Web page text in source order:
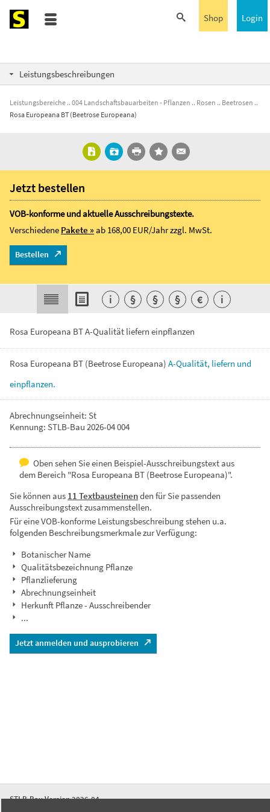
Login
Shop
Leistungsbeschreibungen
Leistungsbereiche 004 Landschaftsbauarbeiten - Pflanzen Rosen
Beetrosen
Rosa Europeana BT (Beetrose Europeana)
Rosa Europeana BT A-Qualität liefern einpflanzen
Rosa Europeana BT (Beetrose Europeana) A-Qualität, liefern und
einpflanzen.
Abrechnungseinheit: St
Kennung: STLB-Bau 2026-04 004
Oben sehen Sie einen Beispiel-Ausschreibungstext aus
dem Bereich "Rosa Europeana BT (Beetrose Europeana)".
Sie können aus 11 Textbausteinenden für Sie passenden
Ausschreibungstext zusammenstellen.
Für eine VOB-konforme Leistungsbeschreibung stehen u.a.
folgenden Beschreibungsmerkmale zur Verfügung:
Botanischer Name
Qualitätsbezeichnung Pflanze
Pflanzlieferung
Abrechnungseinheit
Herkunft Pflanze - Ausschreibender
...
Jetzt anmelden und ausprobieren
Jetzt bestellen
VOB-konforme und aktuelle Ausschreibungstexte.
Verschiedene Pakete »ab 168,00 EUR/Jahrzzgl. MwSt.
Bestellen
i § § § € i
STLB-Bau Version 2026-04